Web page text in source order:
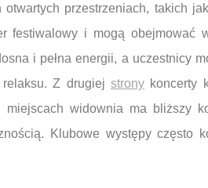
otwartych przestrzeniach, takich
festiwalowy i mogą obejmować
i pełna energii, a uczestnicy
Z drugiej strony koncerty
miejscach widownia ma bliższy
Klubowe występy często